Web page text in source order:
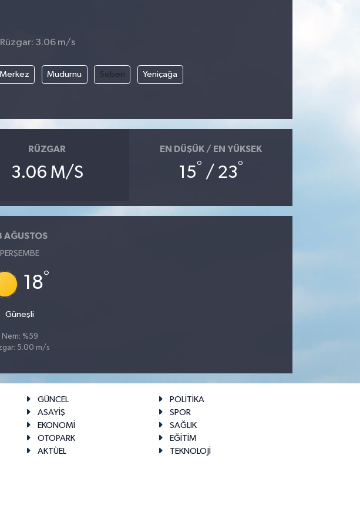
Rüzgar: 3.06 m/s
Merkez Mudurnu Seben Yeniçağa
RÜZGAR
3.06 M/S
EN DÜŞÜK / EN YÜKSEK
15° / 23°
AĞUSTOS
PERŞEMBE
18°
Güneşli
Nem: %59
5.00 m/s
GÜNCEL
POLİTİKA
ASAYİŞ
SPOR
EKONOMİ
SAĞLIK
OTOPARK
EĞİTİM
AKTÜEL
TEKNOLOJİ